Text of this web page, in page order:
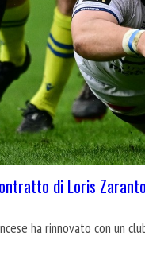
di Loris
ha rinnovato con un